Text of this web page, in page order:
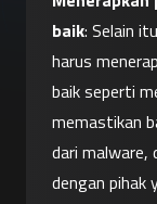
baik: Selain
harus
baik seperti
memastikan
dari malware,
dengan pihak